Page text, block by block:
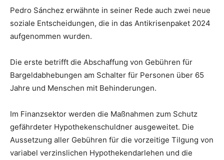
Pedro Sánchez erwähnte in seiner Rede auch zwei neue
soziale Entscheidungen, die in das Antikrisenpaket 2024
aufgenommen wurden.
Die erste betrifft die Abschaffung von Gebühren für
Bargeldabhebungen am Schalter für Personen über 65
Jahre und Menschen mit Behinderungen.
Im Finanzsektor werden die Maßnahmen zum Schutz
gefährdeter Hypothekenschuldner ausgeweitet. Die
Aussetzung aller Gebühren für die vorzeitige Tilgung von
variabel verzinslichen Hypothekendarlehen und die